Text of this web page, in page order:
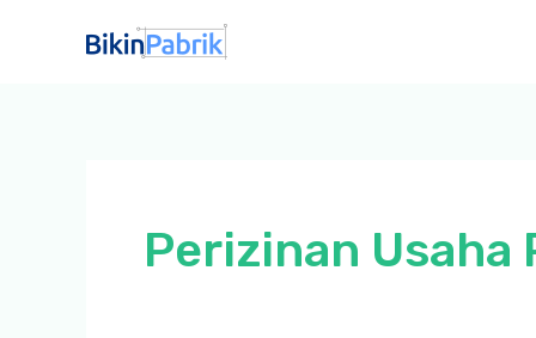
Perizinan Usaha